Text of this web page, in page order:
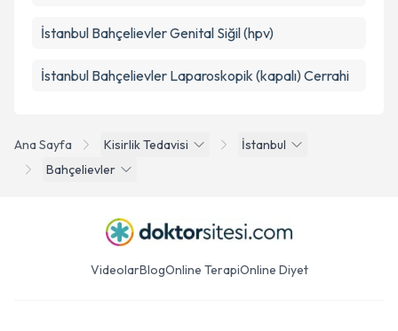
Ana Sayfa Kisirlik Tedavisi
İstanbul
Bahçelievler
İstanbul Bahçelievler Genital Siğil (hpv)
İstanbul Bahçelievler Laparoskopik (kapalı) Cerrahi
VideolarBlogOnline TerapiOnline Diyet